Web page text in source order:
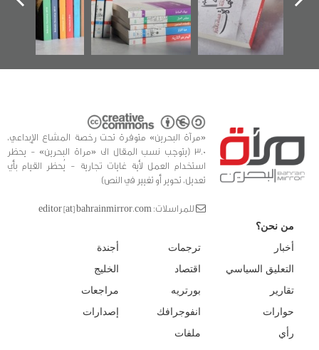
أوال
والتوثيق
كتب
«مرآة البحرين» متوفرة تحت رخصة المشاع الإبداعي،
3.0 (يتوجب نسب المقال الى «مراة البحرين» - يحظر
استخدام العمل لأية غايات تجارية - يُحظر القيام بأي
تعديل، تحوير أو تغيير في النص)
للمراسلات: editor [at] bahrainmirror.com
من نحن؟
أخبار
التعليق السياسي
تقارير
حوارات
رأي
ترجمات
اقتصاد
بورتريه
انفوجرافك
ملفات
أجندة
الخليج
مراجعات
إصدارات